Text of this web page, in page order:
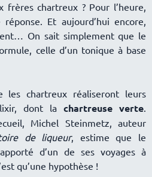
frères chartreux ? Pour l’heure,
Et aujourd’hui encore,
On sait simplement que le
celle d’un tonique à base
les chartreux réaliseront leurs
dont la chartreuse verte.
Michel Steinmetz, auteur
de liqueur, estime que le
d’un de ses voyages à
qu’une hypothèse !